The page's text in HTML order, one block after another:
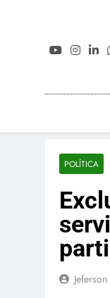
POLÍTICA